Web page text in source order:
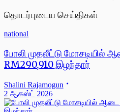
தொடர்புடைய செய்திகள்
national
போலி முதலீட்டு மோசடியில்
RM290,910 இழந்தார்
Shalini Rajamogun
2 ஆகஸ்ட் 2026